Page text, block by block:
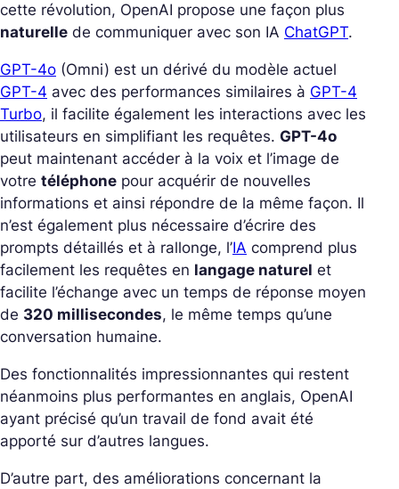
cette révolution, OpenAI propose une façon plus
naturelle de communiquer avec son IA ChatGPT.
GPT-4o (Omni) est un dérivé du modèle actuel
GPT-4 avec des performances similaires à GPT-4
Turbo, il facilite également les interactions avec les
utilisateurs en simplifiant les requêtes. GPT-4o
peut maintenant accéder à la voix et l’image de
votre téléphone pour acquérir de nouvelles
informations et ainsi répondre de la même façon. Il
n’est également plus nécessaire d’écrire des
prompts détaillés et à rallonge, l’IA comprend plus
facilement les requêtes en langage naturel et
facilite l’échange avec un temps de réponse moyen
de 320 millisecondes, le même temps qu’une
conversation humaine.
Des fonctionnalités impressionnantes qui restent
néanmoins plus performantes en anglais, OpenAI
ayant précisé qu’un travail de fond avait été
apporté sur d’autres langues.
D’autre part, des améliorations concernant la